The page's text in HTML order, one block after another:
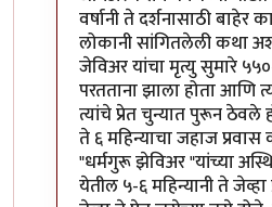
वर्षानी ते दर्शनासाठी
लोकानी सांगितलेली कथा
जेविअर यांचा मृत्यु सुमारे
परतताना झाला होता आणि
त्यांचे प्रेत चुन्यात पुरून
ते ६ महिन्याचा जहाज
"धर्मगुरू झेविअर "यांच्या
येतील ५-६ महिन्यानी ते